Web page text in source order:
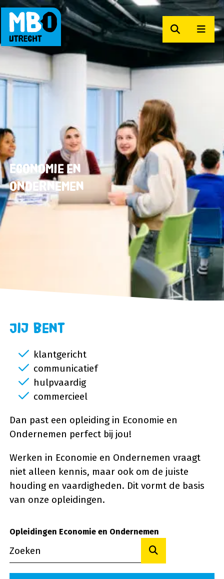
MBO Utrecht
Zoeken
Economie en
ondernemen
Jij bent
klantgericht
communicatief
hulpvaardig
commercieel
Dan past een opleiding in Economie en
Ondernemen perfect bij jou!
Werken in Economie en Ondernemen vraagt
niet alleen kennis, maar ook om de juiste
houding en vaardigheden. Dit vormt de basis
van onze opleidingen.
Opleidingen Economie en Ondernemen
Toon resultaten